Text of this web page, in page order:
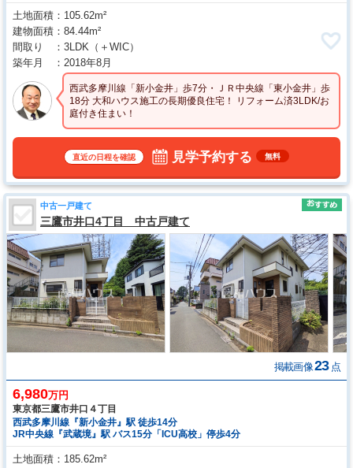
土地面積
105.62m²
建物面積
84.44m²
間取り
3LDK （＋WIC）
築年月
2018年8月
西武多摩川線「新小金井」歩7分・ＪＲ中央線「東小金井」歩
18分 大和ハウス施工の長期優良住宅！ リフォーム済3LDK/お
庭付き住まい！
直近の日程を確認 見学予約する 無料
中古一戸建て
三鷹市井口4丁目 中古戸建て
掲載画像23 点
6,980万円
東京都三鷹市井口４丁目
西武多摩川線『新小金井』駅 徒歩14分
JR中央線『武蔵境』駅 バス15分「ICU高校」停歩4分
土地面積
185.62m²